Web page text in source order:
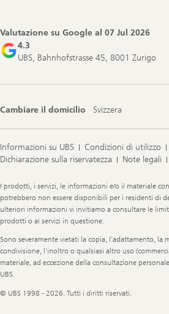
Valutazione su Google al 07 Jul 2026
4.3
UBS, Bahnhofstrasse 45, 8001 Zurigo
Cambiare il domicilio Svizzera
Informazioni su UBS
Condizioni di utilizzo
Dichiarazione sulla riservatezza
Note legali
Legal
Information
I prodotti, i servizi, le informazioni e/o il materiale
potrebbero non essere disponibili per i residenti di
ulteriori informazioni vi invitiamo a consultare le
prodotti o ai servizi in questione.
Sono severamente vietati la copia, l’adattamento, la
condivisione, l’inoltro o qualsiasi altro uso
materiale, ad eccezione della consultazione
UBS.
© UBS 1998 - 2026. Tutti i diritti riservati.